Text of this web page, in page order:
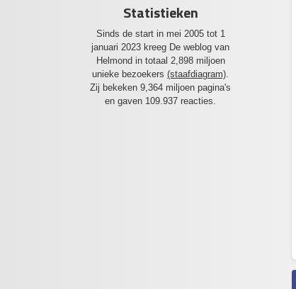
Statistieken
Sinds de start in mei 2005 tot 1
januari 2023 kreeg De weblog van
Helmond in totaal 2,898 miljoen
unieke bezoekers (staafdiagram)
Zij bekeken 9,364 miljoen pagina's
en gaven 109.937 reacties.